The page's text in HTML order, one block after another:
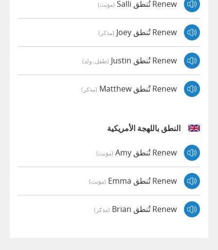
Renew تُنطق Salli (مؤنث)
Renew تُنطق Joey (مذكر)
Renew تُنطق Justin (طفل, ولد)
Renew تُنطق Matthew (مذكر)
النطق باللهجة الأمريكية
Renew تُنطق Amy (مؤنث)
Renew تُنطق Emma (مؤنث)
Renew تُنطق Brian (مذكر)